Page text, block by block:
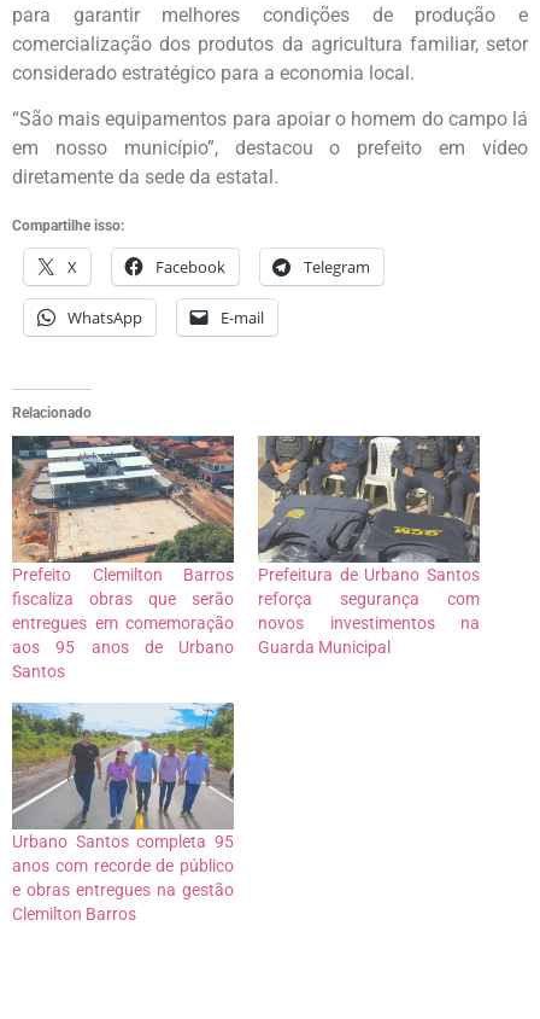
para garantir melhores condições de produção e
comercialização dos produtos da agricultura familiar, setor
considerado estratégico para a economia local.
“São mais equipamentos para apoiar o homem do campo lá
em nosso município”, destacou o prefeito em vídeo
diretamente da sede da estatal.
Compartilhe isso:
X Facebook Telegram
WhatsApp E-mail
Relacionado
Prefeito Clemilton Barros
fiscaliza obras que serão
entregues em comemoração
aos 95 anos de Urbano
Santos
Prefeitura de Urbano Santos
reforça segurança com
novos investimentos na
Guarda Municipal
Urbano Santos completa 95
anos com recorde de público
e obras entregues na gestão
Clemilton Barros